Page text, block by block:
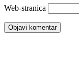
Web-stranica